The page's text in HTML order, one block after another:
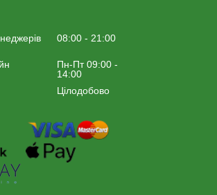
08:00 - 21:00
Пн-Пт 09:00 -
14:00
Цілодобово